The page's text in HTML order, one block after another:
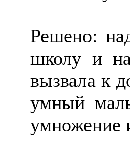
Решено:
школу и
вызвала к
умный
умножение